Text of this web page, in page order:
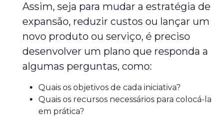
Assim, seja para mudar a estratégia de
expansão, reduzir custos ou lançar um
novo produto ou serviço, é preciso
desenvolver um plano que responda a
algumas perguntas, como:
Quais os objetivos de cada iniciativa?
Quais os recursos necessários para colocá-la
em prática?